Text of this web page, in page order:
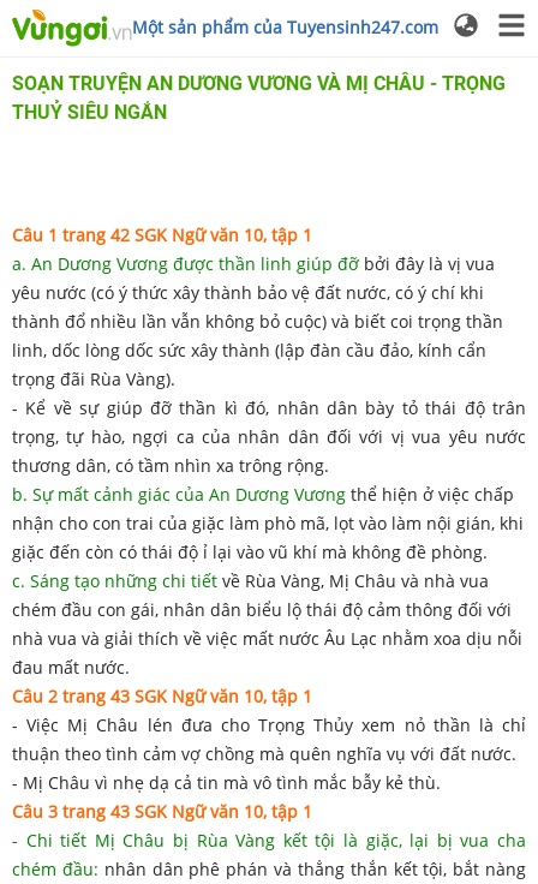
Một sản phẩm của Tuyensinh247.com
SOẠN TRUYỆN AN DƯƠNG VƯƠNG VÀ MỊ CHÂU - TRỌNG
THUỶ SIÊU NGẮN
Câu 1 trang 42 SGK Ngữ văn 10, tập 1
a. An Dương Vương được thần linh giúp đỡ bởi đây là vị vua
yêu nước (có ý thức xây thành bảo vệ đất nước, có ý chí khi
thành đổ nhiều lần vẫn không bỏ cuộc) và biết coi trọng thần
linh, dốc lòng dốc sức xây thành (lập đàn cầu đảo, kính cẩn
trọng đãi Rùa Vàng).
- Kể về sự giúp đỡ thần kì đó, nhân dân bày tỏ thái độ trân
trọng, tự hào, ngợi ca của nhân dân đối với vị vua yêu nước
thương dân, có tầm nhìn xa trông rộng.
b. Sự mất cảnh giác của An Dương Vương thể hiện ở việc chấp
nhận cho con trai của giặc làm phò mã, lọt vào làm nội gián, khi
giặc đến còn có thái độ ỉ lại vào vũ khí mà không đề phòng.
c. Sáng tạo những chi tiết về Rùa Vàng, Mị Châu và nhà vua
chém đầu con gái, nhân dân biểu lộ thái độ cảm thông đối với
nhà vua và giải thích về việc mất nước Âu Lạc nhằm xoa dịu nỗi
đau mất nước.
Câu 2 trang 43 SGK Ngữ văn 10, tập 1
- Việc Mị Châu lén đưa cho Trọng Thủy xem nỏ thần là chỉ
thuận theo tình cảm vợ chồng mà quên nghĩa vụ với đất nước.
- Mị Châu vì nhẹ dạ cả tin mà vô tình mắc bẫy kẻ thù.
Câu 3 trang 43 SGK Ngữ văn 10, tập 1
- Chi tiết Mị Châu bị Rùa Vàng kết tội là giặc, lại bị vua cha
chém đầu: nhân dân phê phán và thẳng thắn kết tội, bắt nàng